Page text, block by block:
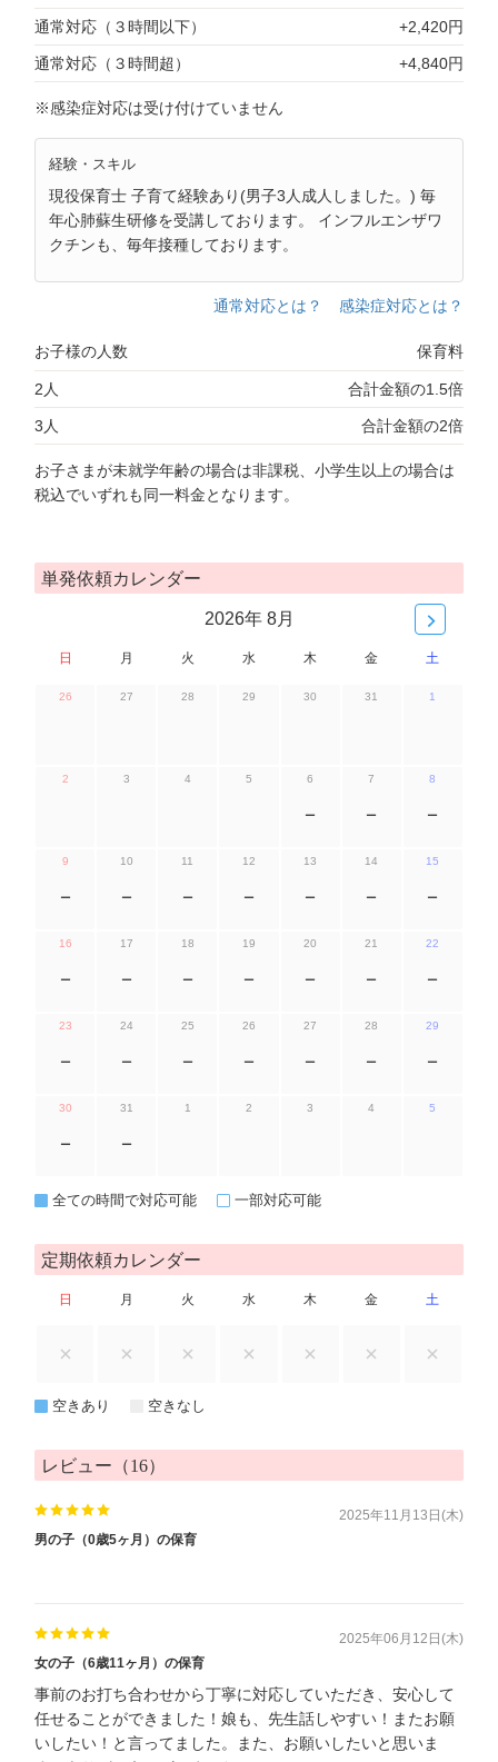
通常対応（３時間以下） +2,420円
通常対応（３時間超） +4,840円
※感染症対応は受け付けていません
経験・スキル
現役保育士 子育て経験あり(男子3人成人しました。) 毎
年心肺蘇生研修を受講しております。 インフルエンザワ
クチンも、毎年接種しております。
通常対応とは？ 感染症対応とは？
お子様の人数 保育料
2人 合計金額の1.5倍
3人 合計金額の2倍
お子さまが未就学年齢の場合は非課税、小学生以上の場合は
税込でいずれも同一料金となります。
単発依頼カレンダー
2026年 8月
日 月 火 水 木 金 土
26 27 28 29 30 31 1
2 3 4 5 6
ー
7
ー
8
ー
9
ー
10
ー
11
ー
12
ー
13
ー
14
ー
15
ー
16
ー
17
ー
18
ー
19
ー
20
ー
21
ー
22
ー
23
ー
24
ー
25
ー
26
ー
27
ー
28
ー
29
ー
30
ー
31
ー
1 2 3 4 5
全ての時間で対応可能 一部対応可能
定期依頼カレンダー
日 月 火 水 木 金 土
空きあり 空きなし
レビュー（16）
2025年11月13日(木)
男の子（0歳5ヶ月）の保育
2025年06月12日(木)
女の子（6歳11ヶ月）の保育
事前のお打ち合わせから丁寧に対応していただき、安心して
任せることができました！娘も、先生話しやすい！またお願
いしたい！と言ってました。また、お願いしたいと思いま